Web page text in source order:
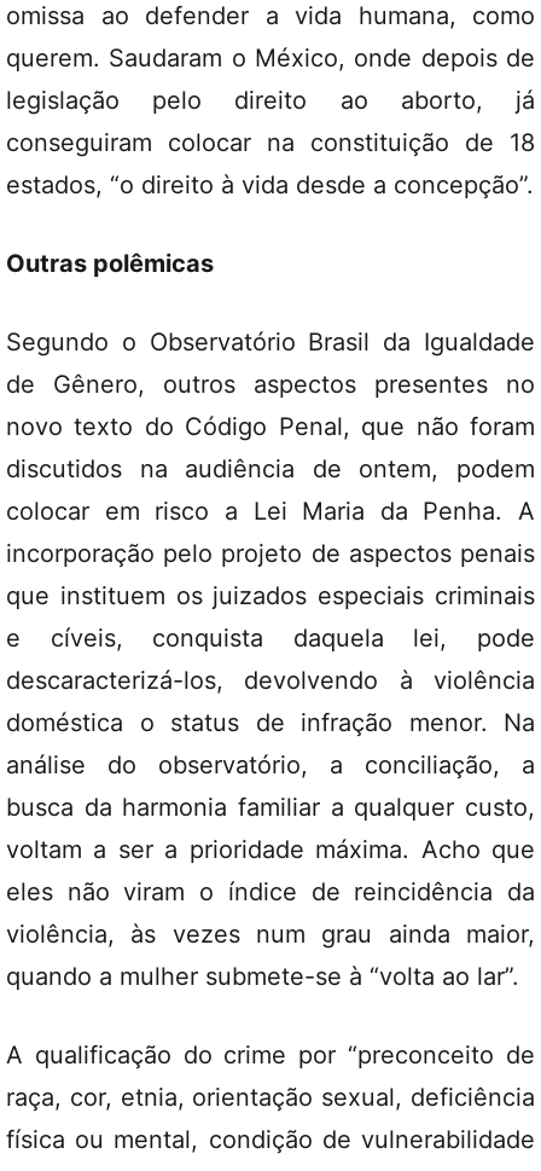
omissa ao defender a vida humana, como
querem. Saudaram o México, onde depois de
legislação pelo direito ao aborto, já
conseguiram colocar na constituição de 18
estados, “o direito à vida desde a concepção”.
Outras polêmicas
Segundo o Observatório Brasil da Igualdade
de Gênero, outros aspectos presentes no
novo texto do Código Penal, que não foram
discutidos na audiência de ontem, podem
colocar em risco a Lei Maria da Penha. A
incorporação pelo projeto de aspectos penais
que instituem os juizados especiais criminais
e cíveis, conquista daquela lei, pode
descaracterizá-los, devolvendo à violência
doméstica o status de infração menor. Na
análise do observatório, a conciliação, a
busca da harmonia familiar a qualquer custo,
voltam a ser a prioridade máxima. Acho que
eles não viram o índice de reincidência da
violência, às vezes num grau ainda maior,
quando a mulher submete-se à “volta ao lar”.
A qualificação do crime por “preconceito de
raça, cor, etnia, orientação sexual, deficiência
física ou mental, condição de vulnerabilidade